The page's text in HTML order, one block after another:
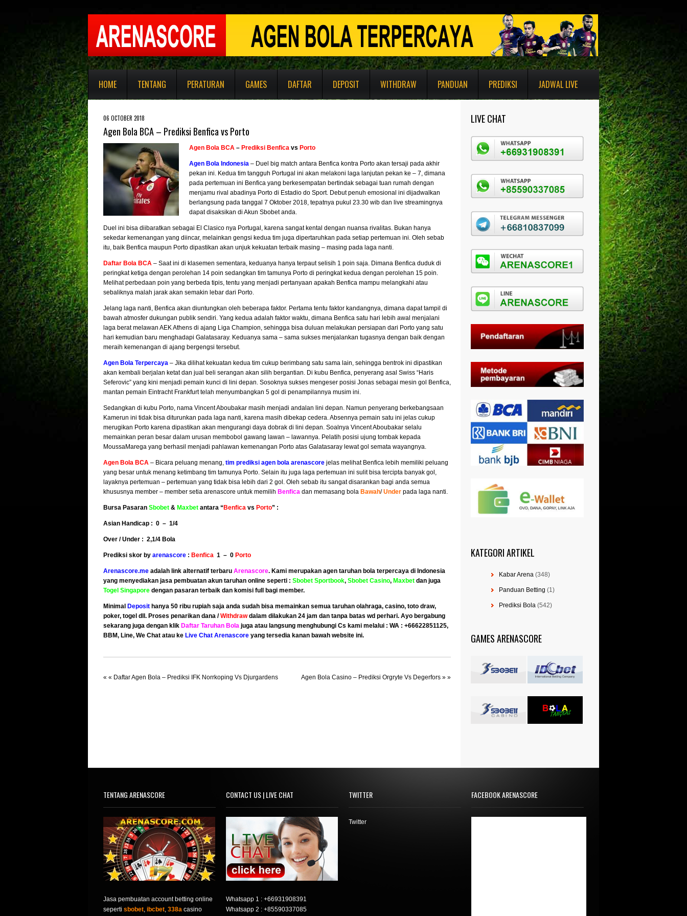
HOME TENTANG PERATURAN GAMES DAFTAR DEPOSIT WITHDRAW PANDUAN PREDIKSI JADWAL LIVE
06 OCTOBER 2018
Agen Bola BCA – Prediksi Benfica vs Porto
Agen Bola BCA – Prediksi Benfica vs Porto
Agen Bola Indonesia – Duel big match antara Benfica kontra Porto akan tersaji pada akhir
pekan ini. Kedua tim tangguh Portugal ini akan melakoni laga lanjutan pekan ke – 7, dimana
pada pertemuan ini Benfica yang berkesempatan bertindak sebagai tuan rumah dengan
menjamu rival abadinya Porto di Estadio do Sport. Debut penuh emosional ini dijadwalkan
berlangsung pada tanggal 7 Oktober 2018, tepatnya pukul 23.30 wib dan live streamingnya
dapat disaksikan di Akun Sbobet anda.
Duel ini bisa diibaratkan sebagai El Clasico nya Portugal, karena sangat kental dengan nuansa rivalitas. Bukan hanya
sekedar kemenangan yang diincar, melainkan gengsi kedua tim juga dipertaruhkan pada setiap pertemuan ini. Oleh sebab
itu, baik Benfica maupun Porto dipastikan akan unjuk kekuatan terbaik masing – masing pada laga nanti.
Daftar Bola BCA – Saat ini di klasemen sementara, keduanya hanya terpaut selisih 1 poin saja. Dimana Benfica duduk di
peringkat ketiga dengan perolehan 14 poin sedangkan tim tamunya Porto di peringkat kedua dengan perolehan 15 poin.
Melihat perbedaan poin yang berbeda tipis, tentu yang menjadi pertanyaan apakah Benfica mampu melangkahi atau
sebaliknya malah jarak akan semakin lebar dari Porto.
Jelang laga nanti, Benfica akan diuntungkan oleh beberapa faktor. Pertama tentu faktor kandangnya, dimana dapat tampil di
bawah atmosfer dukungan publik sendiri. Yang kedua adalah faktor waktu, dimana Benfica satu hari lebih awal menjalani
laga berat melawan AEK Athens di ajang Liga Champion, sehingga bisa duluan melakukan persiapan dari Porto yang satu
hari kemudian baru menghadapi Galatasaray. Keduanya sama – sama sukses menjalankan tugasnya dengan baik dengan
meraih kemenangan di ajang bergengsi tersebut.
Agen Bola Terpercaya – Jika dilihat kekuatan kedua tim cukup berimbang satu sama lain, sehingga bentrok ini dipastikan
akan kembali berjalan ketat dan jual beli serangan akan silih bergantian. Di kubu Benfica, penyerang asal Swiss “Haris
Seferovic” yang kini menjadi pemain kunci di lini depan. Sosoknya sukses mengeser posisi Jonas sebagai mesin gol Benfica,
mantan pemain Eintracht Frankfurt telah menyumbangkan 5 gol di penampilannya musim ini.
Sedangkan di kubu Porto, nama Vincent Aboubakar masih menjadi andalan lini depan. Namun penyerang berkebangsaan
Kamerun ini tidak bisa diturunkan pada laga nanti, karena masih dibekap cedera. Absennya pemain satu ini jelas cukup
merugikan Porto karena dipastikan akan mengurangi daya dobrak di lini depan. Soalnya Vincent Aboubakar selalu
memainkan peran besar dalam urusan membobol gawang lawan – lawannya. Pelatih posisi ujung tombak kepada
MoussaMarega yang berhasil menjadi pahlawan kemenangan Porto atas Galatasaray lewat gol semata wayangnya.
Agen Bola BCA – Bicara peluang menang, tim prediksi agen bola arenascore jelas melihat Benfica lebih memiliki peluang
yang besar untuk menang ketimbang tim tamunya Porto. Selain itu juga laga pertemuan ini sulit bisa tercipta banyak gol,
layaknya pertemuan – pertemuan yang tidak bisa lebih dari 2 gol. Oleh sebab itu sangat disarankan bagi anda semua
khususnya member – member setia arenascore untuk memilih Benfica dan memasang bola Bawah/Under pada laga nanti.
Bursa Pasaran Sbobet & Maxbet antara “Benfica vs Porto” :
Asian Handicap : 0 – 1/4
Over / Under : 2,1/4 Bola
Prediksi skor by arenascore : Benfica 1 – 0 Porto
Arenascore.me adalah link alternatif terbaru Arenascore. Kami merupakan agen taruhan bola terpercaya di Indonesia
yang menyediakan jasa pembuatan akun taruhan online seperti : Sbobet Sportbook, Sbobet Casino, Maxbet dan juga
Togel Singapore dengan pasaran terbaik dan komisi full bagi member.
Minimal Deposit hanya 50 ribu rupiah saja anda sudah bisa memainkan semua taruhan olahraga, casino, toto draw,
poker, togel dll. Proses penarikan dana /Withdrawdalam dilakukan 24 jam dan tanpa batas wd perhari. Ayo bergabung
sekarang juga dengan klik Daftar Taruhan Bola juga atau langsung menghubungi Cs kami melalui : WA : +66622851125,
BBM, Line, We Chat atau ke Live Chat Arenascore yang tersedia kanan bawah website ini.
« « Daftar Agen Bola – Prediksi IFK Norrkoping Vs Djurgardens Agen Bola Casino – Prediksi Orgryte Vs Degerfors » »
LIVE CHAT
KATEGORI ARTIKEL
Kabar Arena (348)
Panduan Betting (1)
Prediksi Bola (542)
GAMES ARENASCORE
TENTANG ARENASCORE
Jasa pembuatan account betting online
seperti sbobet, ibcbet, 338a casino
CONTACT US | LIVE CHAT
Whatsapp 1 : +66931908391
Whatsapp 2 : +85590337085
TWITTER
Twitter
FACEBOOK ARENASCORE